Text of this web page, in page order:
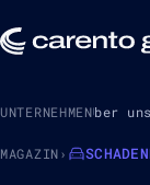
UNTERNEHMENÜber uns
MAGAZIN›